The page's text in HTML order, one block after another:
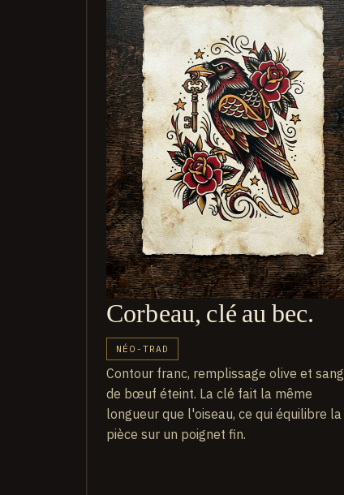
Corbeau, clé au bec.
NÉO-TRAD
Contour franc, remplissage olive et sang
de bœuf éteint. La clé fait la même
longueur que l'oiseau, ce qui équilibre la
pièce sur un poignet fin.